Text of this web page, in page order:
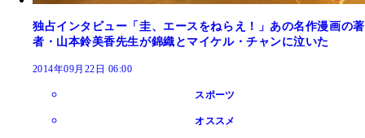
独占インタビュー「圭、エースをねらえ！」あの名作漫画の著
者・山本鈴美香先生が錦織とマイケル・チャンに泣いた
2014年09月22日 06:00
スポーツ
オススメ